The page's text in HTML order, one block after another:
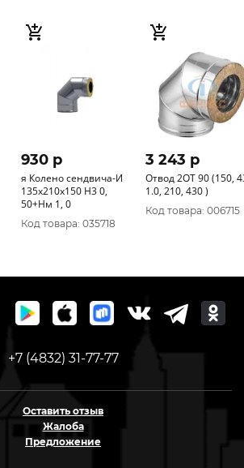
930 p
я Колено сендвича-И
135х210х150 Н3 0,
50+Нм 1, 0
Код товара: 035718
3 243 p
Отвод 2ОТ 90 (150, 430
1.0, 210, 430 )
Код товара: 006715
+7 (4832) 31-77-77
Оставить отзыв
Жалоба
Предложение